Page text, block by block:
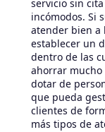
servicio sin
incómodos. Si
atender bien a
establecer un
dentro de las
ahorrar mucho
dotar de
que pueda
clientes de
más tipos de